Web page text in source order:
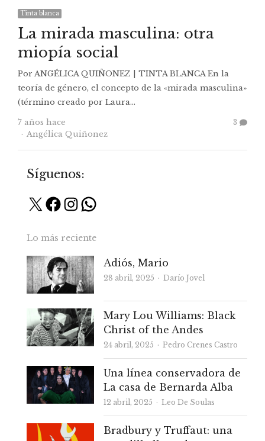
Tinta blanca
La mirada masculina: otra
miopía social
Por ANGÉLICA QUIÑONEZ | TINTA BLANCA En la
teoría de género, el concepto de la «mirada masculina»
(término creado por Laura…
7 años hace
Autor
Angélica Quiñonez
3
Síguenos:
X Facebook
Instagram
WhatsApp
Lo más reciente
Adiós, Mario
28 abril, 2025 Autor
Darío Jovel
Mary Lou Williams: Black
Christ of the Andes
24 abril, 2025 Autor
Pedro Crenes Castro
Una línea conservadora de
La casa de Bernarda Alba
12 abril, 2025 Autor
Leo De Soulas
Bradbury y Truffaut: una